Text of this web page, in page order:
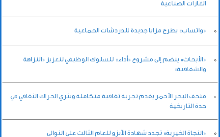
الغازات الصناعية
«واتساب» يطرح مزايا جديدة للدردشات الجماعية
«الأبحاث» ينضم إلى مشروع «أداء» للسلوك الوظيفي لتعزيز «النزاهة
والشفافية»
متحف البحر الأحمر يقدم تجربة ثقافية متكاملة ويثري الحراك الثقافي في
جدة التاريخية
«النجاة الخيرية» تجدد شهادة الآيزو للعام الثالث على التوالي